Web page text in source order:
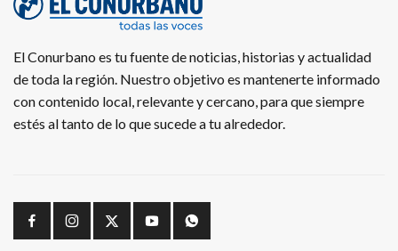
El Conurbano es tu fuente de noticias, historias y actualidad
de toda la región. Nuestro objetivo es mantenerte informado
con contenido local, relevante y cercano, para que siempre
estés al tanto de lo que sucede a tu alrededor.